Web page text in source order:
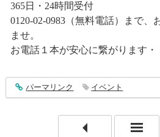
365日・24時間受付
0120-02-0983（無料電話）まで、
ませ。
お電話１本が安心に繋がります・
entry1650
パーマリンク イベント